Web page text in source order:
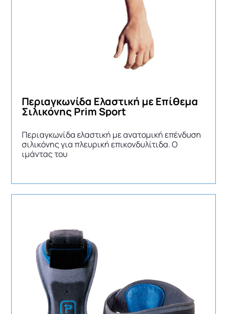
Περιαγκωνίδα Ελαστική με Επίθεμα
Σιλικόνης Prim Sport
Περιαγκωνίδα ελαστική με ανατομική επένδυση
σιλικόνης για πλευρική επικονδυλίτιδα. Ο
ιμάντας του